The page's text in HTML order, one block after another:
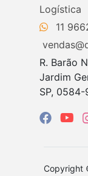
11
R. Barão
Jardim
SP, 0584-
Copyright